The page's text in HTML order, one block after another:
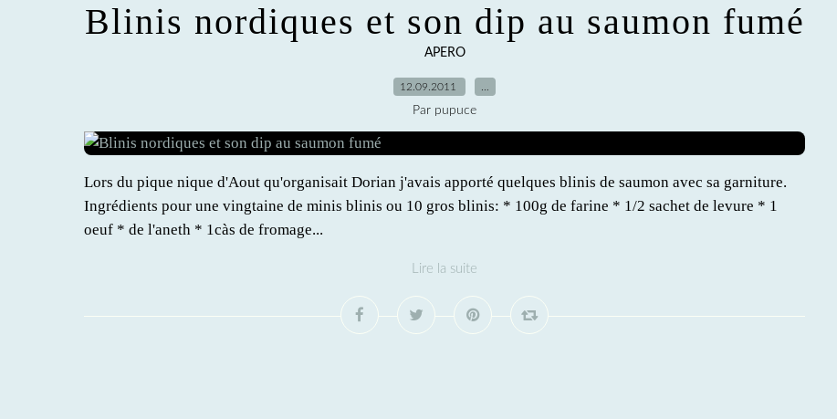
Blinis nordiques et son dip au saumon fumé
APERO
12.09.2011
Par pupuce
Lors du pique nique d'Aout qu'organisait Dorian j'avais apporté quelques blinis de saumon avec sa garniture.
Ingrédients pour une vingtaine de minis blinis ou 10 gros blinis: * 100g de farine * 1/2 sachet de levure * 1
oeuf * de l'aneth * 1càs de fromage...
Lire la suite